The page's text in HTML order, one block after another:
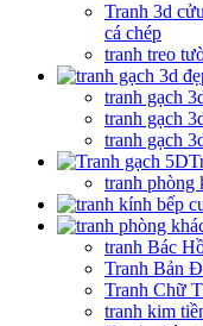
Tranh 3d
cá chép
tranh treo
tranh gạch
tranh gạch
tranh gạch
tranh phòng
tranh Bác
Tranh Bản
Tranh Chữ
tranh kim